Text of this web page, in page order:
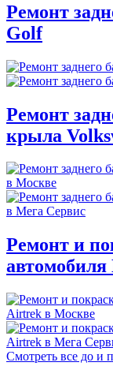
Ремонт
Golf
Ремонт
крыла
Ремонт и
Смотреть все до и